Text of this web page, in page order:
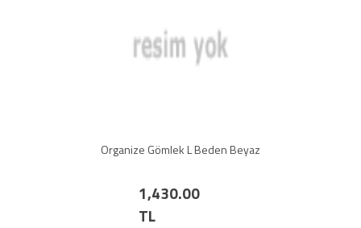
Organize Gömlek L Beden Beyaz
1,430.00
TL